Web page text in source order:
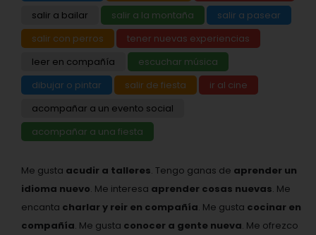
salir a bailar salir a la montaña
salir a pasear
salir con perros
tener nuevas experiencias
leer en compañía
escuchar música
dibujar o pintar
salir de fiesta
ir al cine
acompañar a un evento social
acompañar a una fiesta
Me gusta acudir a talleres. Tengo ganas de aprender un
idioma nuevo. Me interesa aprender cosas nuevas. Me
encanta charlar y reir en compañía. Me gusta cocinar en
compañía. Me gusta conocer a gente nueva. Me ofrezco